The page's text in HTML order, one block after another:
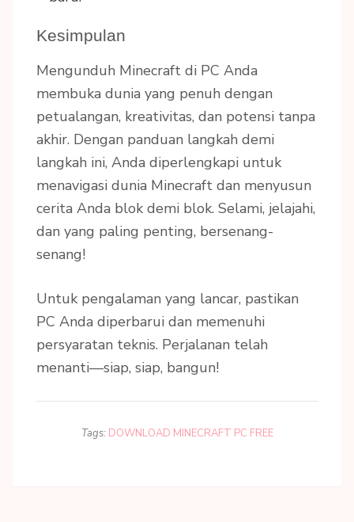
Kesimpulan
Mengunduh Minecraft di PC Anda
membuka dunia yang penuh dengan
petualangan, kreativitas, dan potensi tanpa
akhir. Dengan panduan langkah demi
langkah ini, Anda diperlengkapi untuk
menavigasi dunia Minecraft dan menyusun
cerita Anda blok demi blok. Selami, jelajahi,
dan yang paling penting, bersenang-
senang!
Untuk pengalaman yang lancar, pastikan
PC Anda diperbarui dan memenuhi
persyaratan teknis. Perjalanan telah
menanti—siap, siap, bangun!
Tags: DOWNLOAD MINECRAFT PC FREE